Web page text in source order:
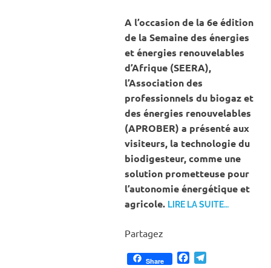
‎A l’occasion de la 6e édition
de la Semaine des énergies
et énergies renouvelables
d’Afrique (SEERA),
l’Association des
professionnels du biogaz et
des énergies renouvelables
(APROBER) a présenté aux
visiteurs, la technologie du
biodigesteur, comme une
solution prometteuse pour
l’autonomie énergétique et
agricole. LIRE LA SUITE…
Partagez
Share Facebook